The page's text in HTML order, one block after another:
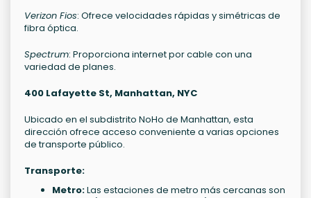
Verizon Fios: Ofrece velocidades rápidas y simétricas de
fibra óptica.
Spectrum: Proporciona internet por cable con una
variedad de planes.
400 Lafayette St, Manhattan, NYC
Ubicado en el subdistrito NoHo de Manhattan, esta
dirección ofrece acceso conveniente a varias opciones
de transporte público.
Transporte:
Metro:Las estaciones de metro más cercanas son